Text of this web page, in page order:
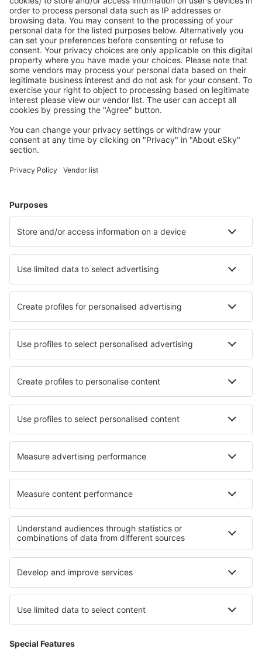
Schnell und einfach suchen
Angebot an Ihre Bedürfnisse angepasst.
Sicher planen
Buchen ohne Sorgen mit einer kostenlosen
Stornierungsoption.
Mehr sparen
Attraktive Preise und Spezialangebote für eingeloggte
Benutzer.
Unterkünfte, die Sie mögen
Meist gesuchte Hotels von eSky-Nutzern
Hotels in China - Beliebte Städte
Hotels in Peking Hotels in Shenzhen Hotels in Chengdu
Hotels in Datong Hotels in Zhangjiajie
Hotels in Yichang Hotels in Beihai Hotels in Foshan
Die besten Hotels - Städte
Hotels in Shrewsbury Hotels in Sainte-Marie-du-Bois
Hotels in Jhunjhunu Hotels Lerryn Hotels Landsbro
Hotels in Marquay Hotels in Gura Humorului
Hotels in Eupen Hotels in Kastéllion
Die besten Hotels - Regionen
Hotels am Millstätter See Hotels in Nayarit
Hotels in Costa da Morte
Hotels in Karkonosze Mountains (Poland) Hotels in Opolskie